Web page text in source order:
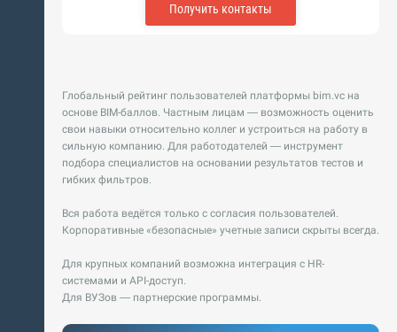
Глобальный рейтинг пользователей платформы bim.vc на
основе BIM-баллов. Частным лицам — возможность оценить
свои навыки относительно коллег и устроиться на работу в
сильную компанию. Для работодателей — инструмент
подбора специалистов на основании результатов тестов и
гибких фильтров.
Вся работа ведётся только с согласия пользователей.
Корпоративные «безопасные» учетные записи скрыты всегда.
Для крупных компаний возможна интеграция с HR-
системами и API-доступ.
Для ВУЗов — партнерские программы.
Получить контакты